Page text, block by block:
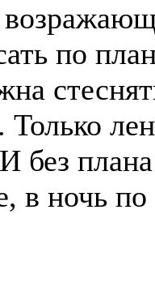
по
Только
плана
в ночь